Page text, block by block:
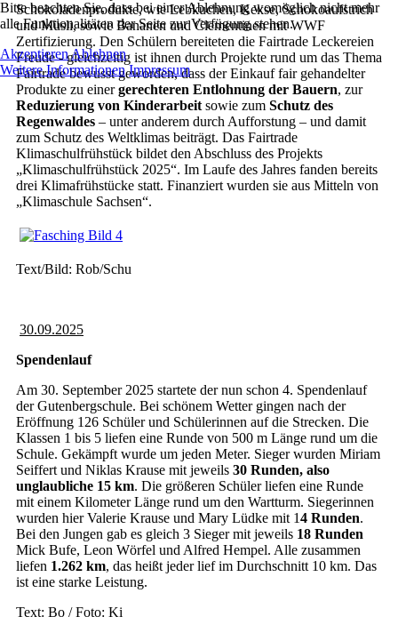
Schokoladenprodukte, wie Lebkuchen, Kekse, Schokoaufstrich
und Müsli, sowie Bananen und Clementinen mit WWF
Zertifizierung. Den Schülern bereiteten die Fairtrade Leckereien
Freude - gleichzeitig ist ihnen durch Projekte rund um das Thema
Fairtrade bewusst geworden, dass der Einkauf fair gehandelter
Produkte zu einergerechteren Entlohnung der Bauern, zur
Reduzierung von Kinderarbeit sowie zum Schutz des
Regenwaldes – unter anderem durch Aufforstung – und damit
zum Schutz des Weltklimas beiträgt. Das Fairtrade
Klimaschulfrühstück bildet den Abschluss des Projekts
„Klimaschulfrühstück 2025“. Im Laufe des Jahres fanden bereits
drei Klimafrühstücke statt. Finanziert wurden sie aus Mitteln von
„Klimaschule Sachsen“.
Text/Bild: Rob/Schu
30.09.2025
Spendenlauf
Am 30. September 2025 startete der nun schon 4. Spendenlauf
der Gutenbergschule. Bei schönem Wetter gingen nach der
Eröffnung 126 Schüler und Schülerinnen auf die Strecken. Die
Klassen 1 bis 5 liefen eine Runde von 500 m Länge rund um die
Schule. Gekämpft wurde um jeden Meter. Sieger wurden Miriam
Seiffert und Niklas Krause mit jeweils 30 Runden, also
unglaubliche 15 km. Die größeren Schüler liefen eine Runde
mit einem Kilometer Länge rund um den Wartturm. Siegerinnen
wurden hier Valerie Krause und Mary Lüdke mit 14 Runden.
Bei den Jungen gab es gleich 3 Sieger mit jeweils 18 Runden
Mick Bufe, Leon Wörfel und Alfred Hempel. Alle zusammen
liefen 1.262 km, das heißt jeder lief im Durchschnitt 10 km. Das
ist eine starke Leistung.
Text: Bo / Foto: Ki
Bitte beachten Sie, dass bei einer Ablehnung womöglich nicht mehr
alle Funktionalitäten der Seite zur Verfügung stehen.
AkzeptierenAblehnen
Weitere Informationen Impressum